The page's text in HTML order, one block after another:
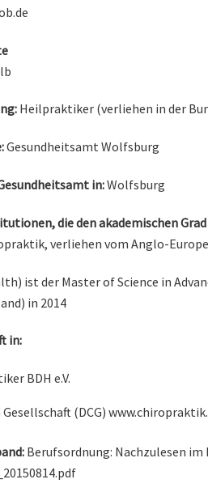
Heilpraktiker (verliehen in der
Gesundheitsamt Wolfsburg
in:Wolfsburg
die den akademischen
verliehen vom Anglo-
ist der Master of Science in
in 2014
in:
BDH e.V.
(DCG)
Berufsordnung: Nachzulesen